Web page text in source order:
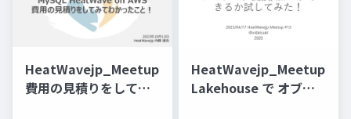
費用の見積りをしてみ
Lakehouse で オブジ